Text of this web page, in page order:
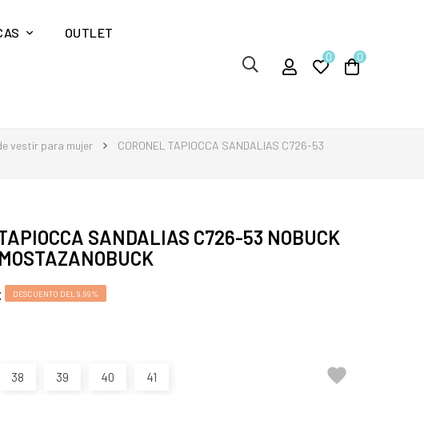
OUTLET
0 0
vestir para mujer
CORONEL TAPIOCCA SANDALIAS C726-53
SANDALIAS C726-53 NOBUCK
DESCUENTO DEL 9,99%
38 39 40 41 